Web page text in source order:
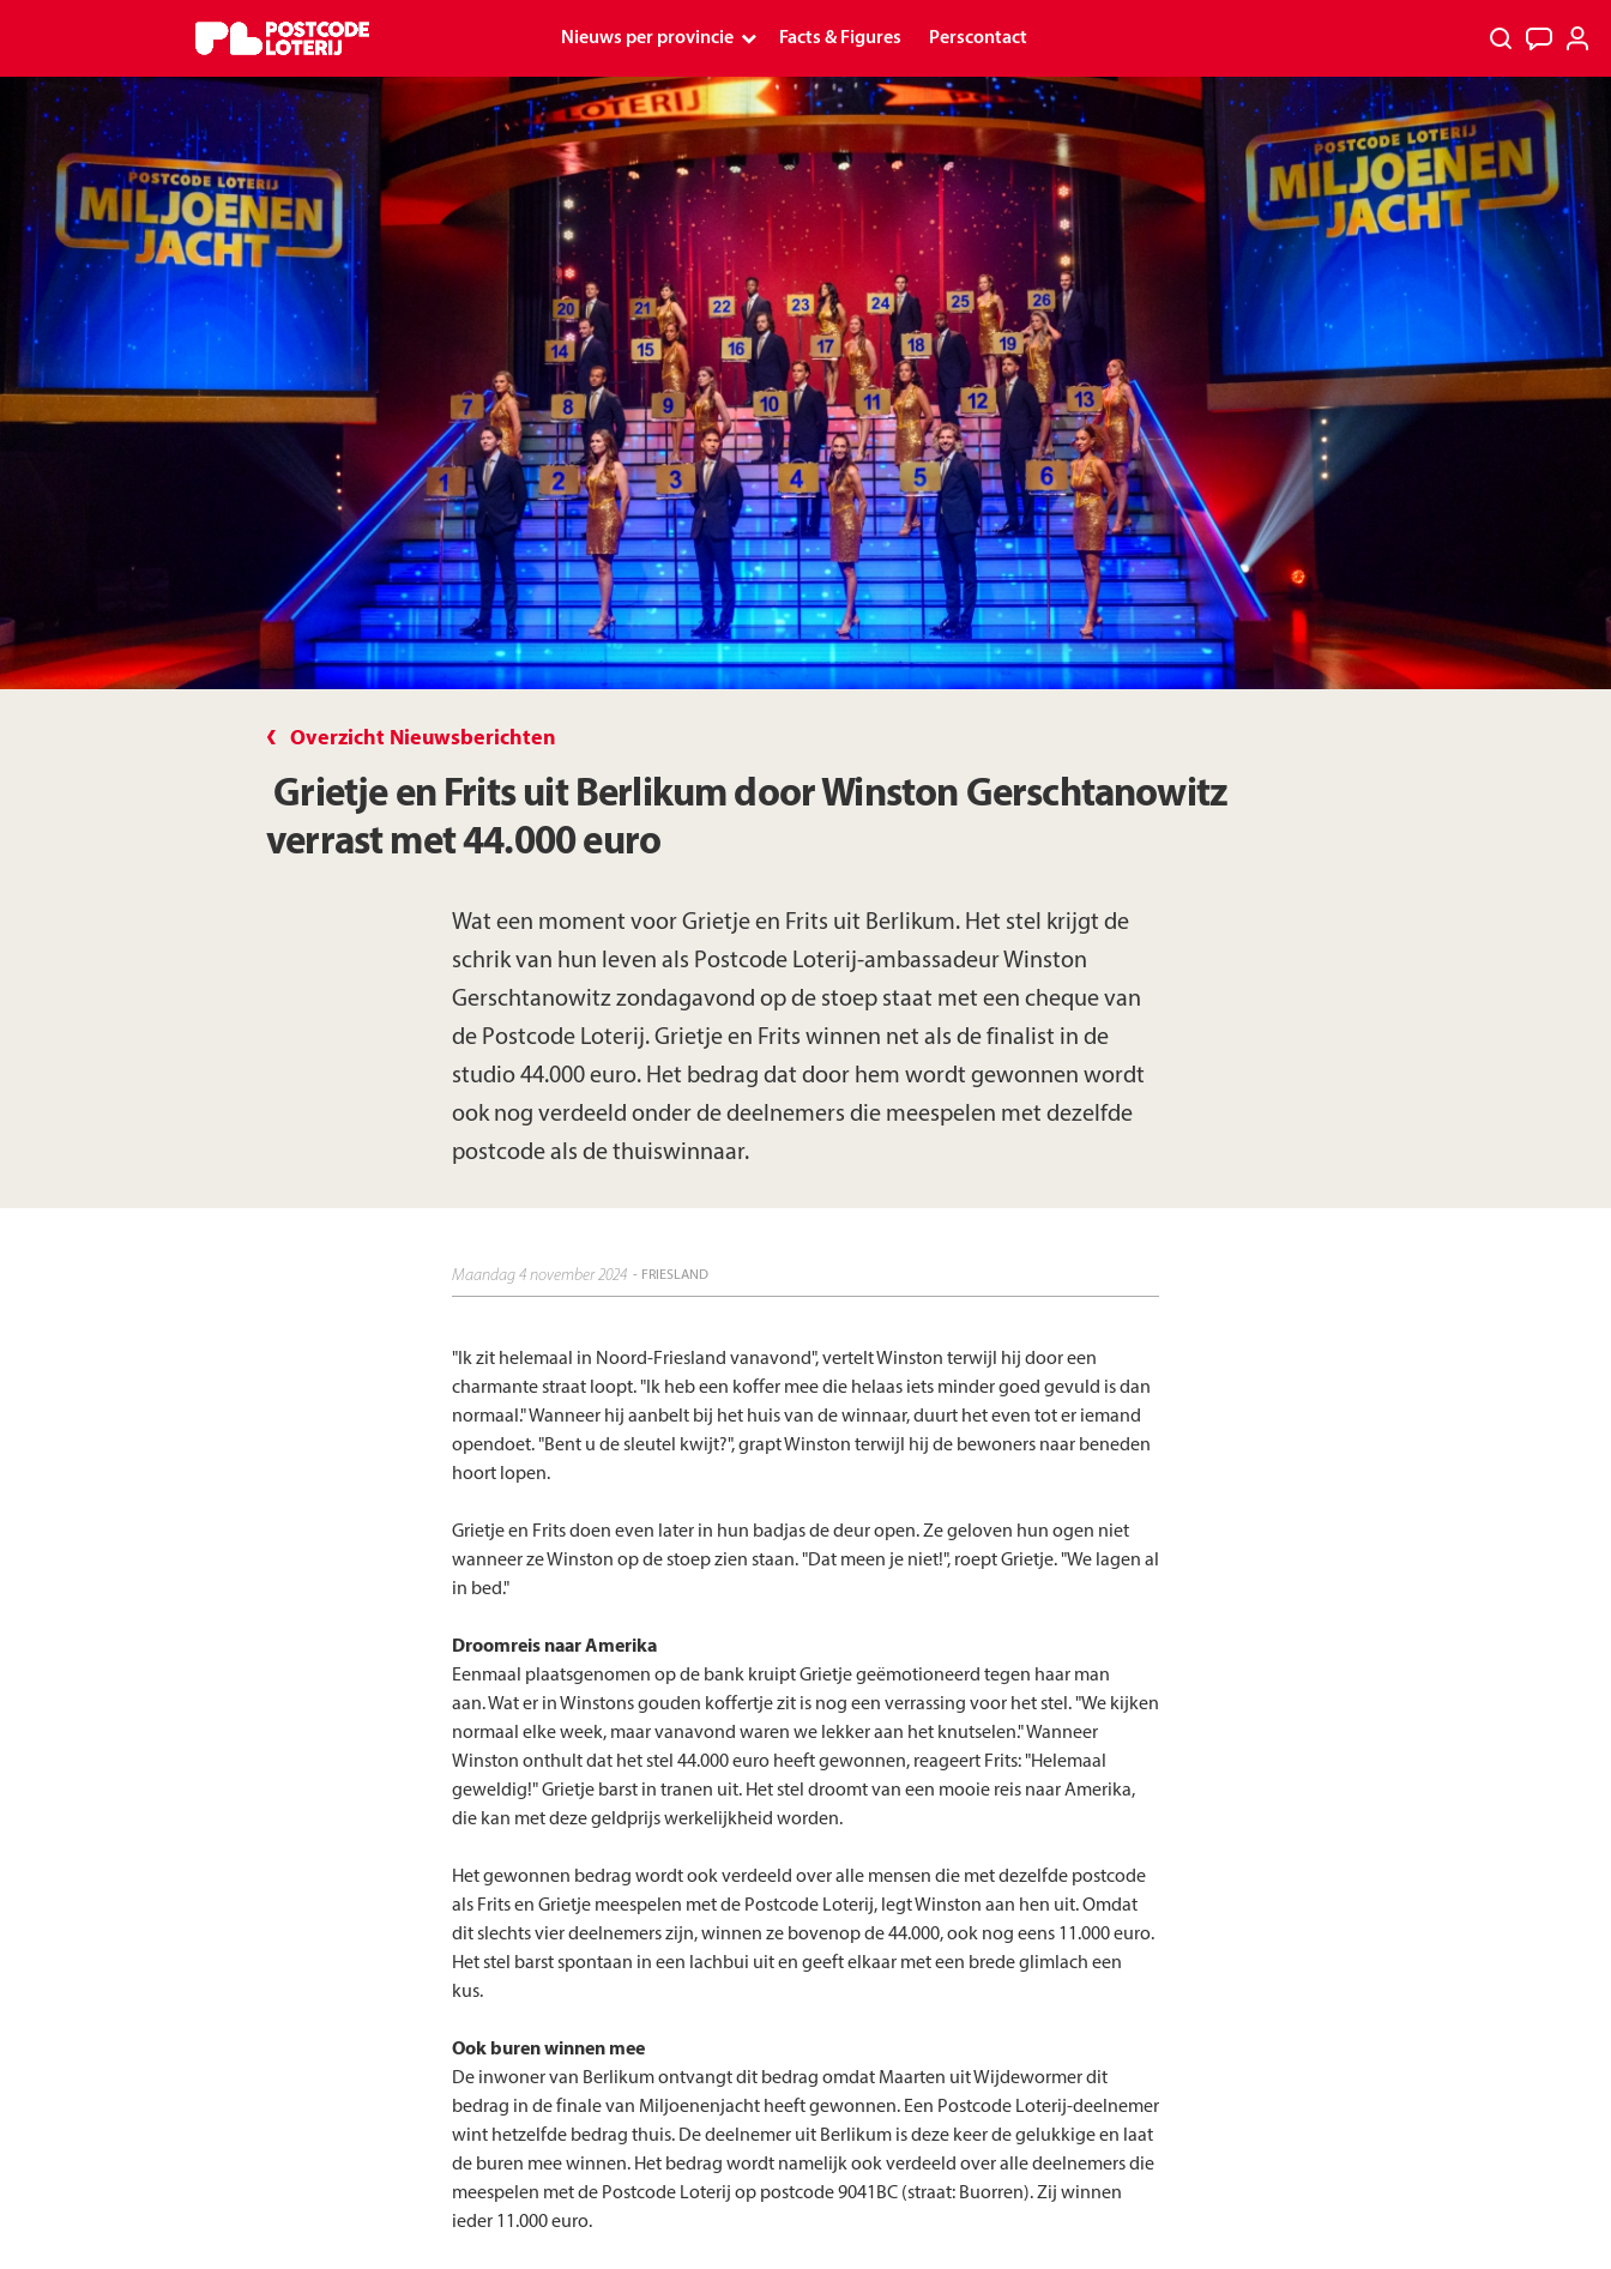
Nieuws per provincie
Landelijk
Drenthe
Flevoland
Friesland
Gelderland
Groningen
Limburg
Noord-Brabant
Zuid-Holland
Facts & Figures Perscontact
Overzicht Nieuwsberichten
Grietje en Frits uit Berlikum door Winston Gerschtanowitz
verrast met 44.000 euro
Wat een moment voor Grietje en Frits uit Berlikum. Het stel krijgt de
schrik van hun leven als Postcode Loterij-ambassadeur Winston
Gerschtanowitz zondagavond op de stoep staat met een cheque van
de Postcode Loterij. Grietje en Frits winnen net als de finalist in de
studio 44.000 euro. Het bedrag dat door hem wordt gewonnen wordt
ook nog verdeeld onder de deelnemers die meespelen met dezelfde
postcode als de thuiswinnaar.
maandag 4 november 2024 - FRIESLAND
"Ik zit helemaal in Noord-Friesland vanavond", vertelt Winston terwijl hij door een
charmante straat loopt. "Ik heb een koffer mee die helaas iets minder goed gevuld is dan
normaal." Wanneer hij aanbelt bij het huis van de winnaar, duurt het even tot er iemand
opendoet. "Bent u de sleutel kwijt?", grapt Winston terwijl hij de bewoners naar beneden
hoort lopen.
Grietje en Frits doen even later in hun badjas de deur open. Ze geloven hun ogen niet
wanneer ze Winston op de stoep zien staan. "Dat meen je niet!", roept Grietje. "We lagen al
in bed."
Droomreis naar Amerika
Eenmaal plaatsgenomen op de bank kruipt Grietje geëmotioneerd tegen haar man
aan. Wat er in Winstons gouden koffertje zit is nog een verrassing voor het stel. "We kijken
normaal elke week, maar vanavond waren we lekker aan het knutselen." Wanneer
Winston onthult dat het stel 44.000 euro heeft gewonnen, reageert Frits: "Helemaal
geweldig!" Grietje barst in tranen uit. Het stel droomt van een mooie reis naar Amerika,
die kan met deze geldprijs werkelijkheid worden.
Het gewonnen bedrag wordt ook verdeeld over alle mensen die met dezelfde postcode
als Frits en Grietje meespelen met de Postcode Loterij, legt Winston aan hen uit. Omdat
dit slechts vier deelnemers zijn, winnen ze bovenop de 44.000, ook nog eens 11.000 euro.
Het stel barst spontaan in een lachbui uit en geeft elkaar met een brede glimlach een
kus.
Ook buren winnen mee
De inwoner van Berlikum ontvangt dit bedrag omdat Maarten uit Wijdewormer dit
bedrag in de finale van Miljoenenjacht heeft gewonnen. Een Postcode Loterij-deelnemer
wint hetzelfde bedrag thuis. De deelnemer uit Berlikum is deze keer de gelukkige en laat
de buren mee winnen. Het bedrag wordt namelijk ook verdeeld over alle deelnemers die
meespelen met de Postcode Loterij op postcode 9041BC (straat: Buorren). Zij winnen
ieder 11.000 euro.